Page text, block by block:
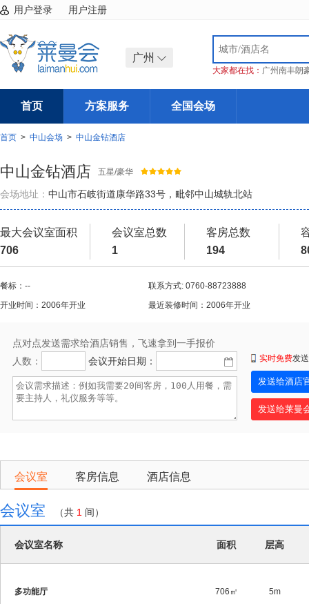
用户登录 用户注册
广州
大家都在找： 广州南丰朗
首页 方案服务 全国会场
首页 > 中山会场 > 中山金钻酒店
中山金钻酒店 五星/豪华
会场地址： 中山市石岐街道康华路33号，毗邻中山城轨北站
最大会议室面积
706
会议室总数
1
客房总数
194
餐标：--
联系方式: 0760-88723888
开业时间：2006年开业
最近装修时间：2006年开业
点对点发送需求给酒店销售，飞速拿到一手报价
人数：
会议开始日期： 实时免费发
会议室 客房信息 酒店信息
会议室 （共 1 间）
会议室名称 面积 层高
多功能厅 706㎡ 5m